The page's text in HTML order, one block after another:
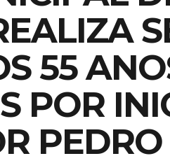
55
POR